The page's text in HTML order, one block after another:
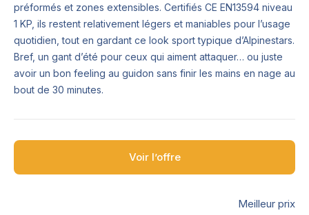
préformés et zones extensibles. Certifiés CE EN13594 niveau
1 KP, ils restent relativement légers et maniables pour l’usage
quotidien, tout en gardant ce look sport typique d’Alpinestars.
Bref, un gant d’été pour ceux qui aiment attaquer… ou juste
avoir un bon feeling au guidon sans finir les mains en nage au
bout de 30 minutes.
Voir l’offre
Meilleur prix